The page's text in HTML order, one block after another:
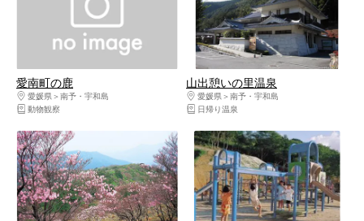
愛南町の鹿
愛媛県
南予・宇和島
動物観察
山出憩いの里温泉
愛媛県
南予・宇和島
日帰り温泉